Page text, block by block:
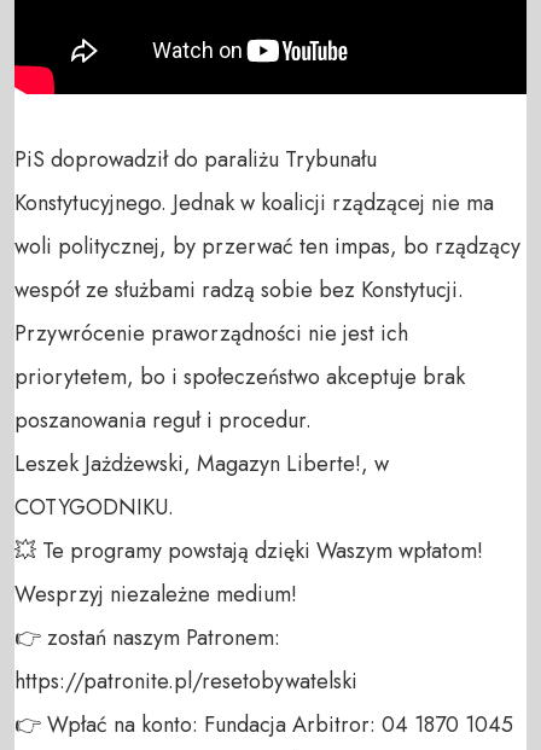
PiS doprowadził do paraliżu Trybunału
Konstytucyjnego. Jednak w koalicji rządzącej nie ma
woli politycznej, by przerwać ten impas, bo rządzący
wespół ze służbami radzą sobie bez Konstytucji.
Przywrócenie praworządności nie jest ich
priorytetem, bo i społeczeństwo akceptuje brak
poszanowania reguł i procedur.
Leszek Jażdżewski, Magazyn Liberte!, w
COTYGODNIKU.
💥 Te programy powstają dzięki Waszym wpłatom!
Wesprzyj niezależne medium!
👉 zostań naszym Patronem:
https://patronite.pl/resetobywatelski
👉 Wpłać na konto: Fundacja Arbitror: 04 1870 1045